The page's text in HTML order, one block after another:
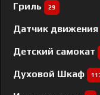
Гриль 29
Датчик
Детский самокат
Духовой Шкаф